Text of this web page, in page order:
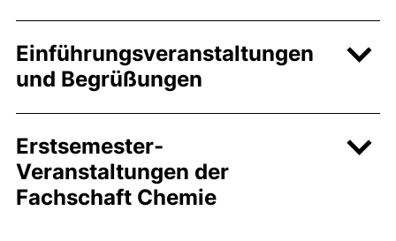
Einführungsveranstaltungen
und Begrüßungen
Erstsemester-
Veranstaltungen der
Fachschaft Chemie